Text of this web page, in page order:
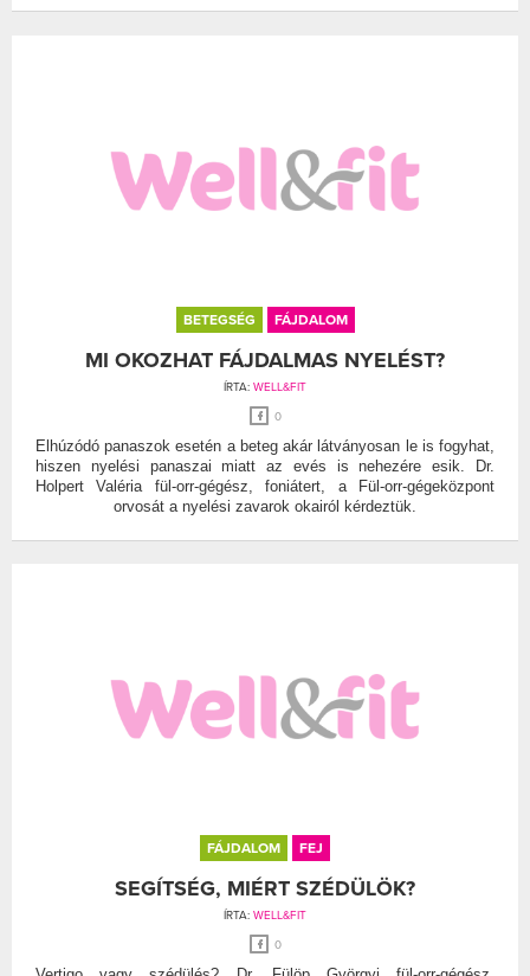
BETEGSÉG FÁJDALOM
MI OKOZHAT FÁJDALMAS NYELÉST?
ÍRTA: WELL&FIT
0
Elhúzódó panaszok esetén a beteg akár látványosan le is fogyhat,
hiszen nyelési panaszai miatt az evés is nehezére esik. Dr.
Holpert Valéria fül-orr-gégész, foniátert, a Fül-orr-gégeközpont
orvosát a nyelési zavarok okairól kérdeztük.
FÁJDALOM FEJ
SEGÍTSÉG, MIÉRT SZÉDÜLÖK?
ÍRTA: WELL&FIT
0